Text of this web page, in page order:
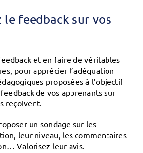
le feedback sur vos
et en faire de véritables
pour apprécier l’adéquation
proposées à l’objectif
de vos apprenants sur
reçoivent.
un sondage sur les
leur niveau, les commentaires
Valorisez leur avis.